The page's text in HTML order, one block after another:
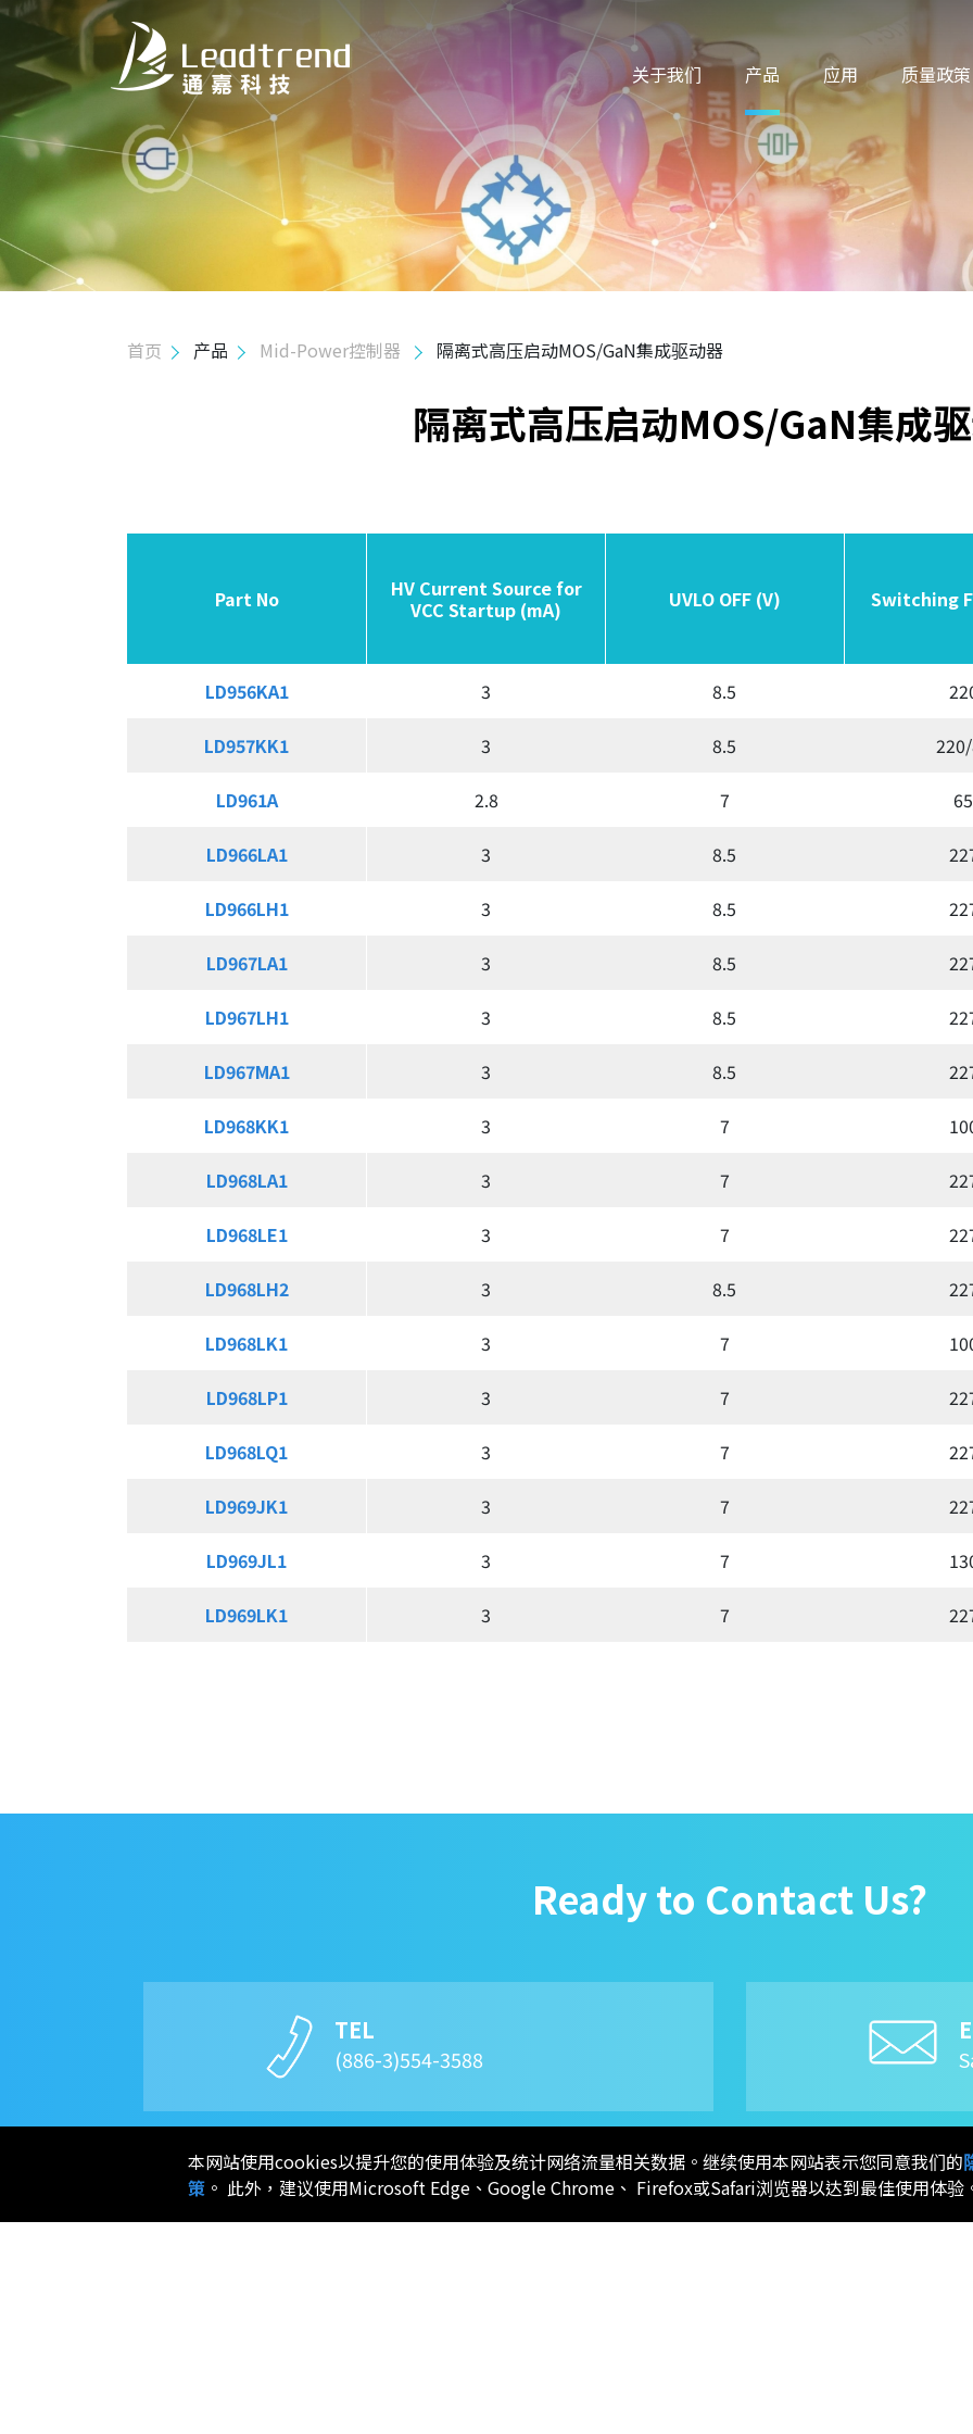
关于我们
Hi-Power 控制器
Mid-Power 控制器
初级端调节控制器
关于我们 产品 应用 质量政策
首页 产品 Mid-Power控制器 隔离式高压启动MOS/GaN集成驱动器
隔离式高压启动MOS/GaN集成
Part No
HV Current Source for
VCC Startup (mA)
UVLO OFF (V) Switching
LD956KA1 3 8.5
LD957KK1 3 8.5
LD961A 2.8 7 65
LD966LA1 3 8.5
LD966LH1 3 8.5
LD967LA1 3 8.5
LD967LH1 3 8.5
LD967MA1 3 8.5
LD968KK1 3 7
LD968LA1 3 7
LD968LE1 3 7
LD968LH2 3 8.5
LD968LK1 3 7
LD968LP1 3 7
LD968LQ1 3 7
LD969JK1 3 7
LD969JL1 3 7
LD969LK1 3 7
Part No
LD956KA1
LD957KK1
LD961A
LD966LA1
LD966LH1
LD967LA1
LD967LH1
LD967MA1
LD968KK1
LD968LA1
LD968LE1
LD968LH2
LD968LK1
LD968LP1
LD968LQ1
LD969JK1
LD969JL1
LD969LK1
Part No
Part No
HV Current Source for
VCC Startup (mA)
UVLO OFF (V) Switching
Ready to Contact Us?
TEL
(886-3)554-3588
本网站使用cookies以提升您的使用体验及统计网络流量相关数据。继续使用本网站表示您同意我们的
策 。 此外，建议使用Microsoft Edge、Google Chrome、 Firefox或Safari浏览器以达到最佳使用体验